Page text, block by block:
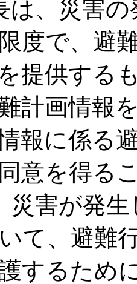
、災害の
度で、避
提供する
計画情報
報に係る
意を得る
害が発生
て、避難
するため